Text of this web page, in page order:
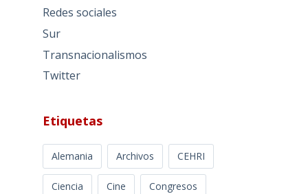
Redes sociales
Sur
Transnacionalismos
Twitter
Etiquetas
Alemania Archivos CEHRI
Ciencia Cine Congresos